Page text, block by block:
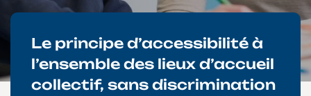
Le principe d’accessibilité à
l’ensemble des lieux d’accueil
collectif, sans discrimination